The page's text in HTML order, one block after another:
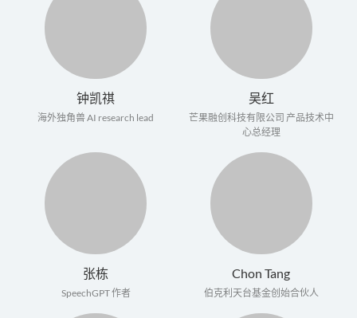
钟凯祺
海外独角兽 AI research lead
吴红
芒果融创科技有限公司 产品技术中
心总经理
张栋
SpeechGPT 作者
Chon Tang
伯克利天台基金创始合伙人